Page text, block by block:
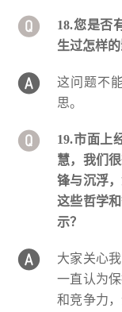
18.您是否
生过怎样
这问题不
思。
19.市面上
慧，我们
锋与沉浮
这些哲学
示？
大家关心
一直认为
和竞争力